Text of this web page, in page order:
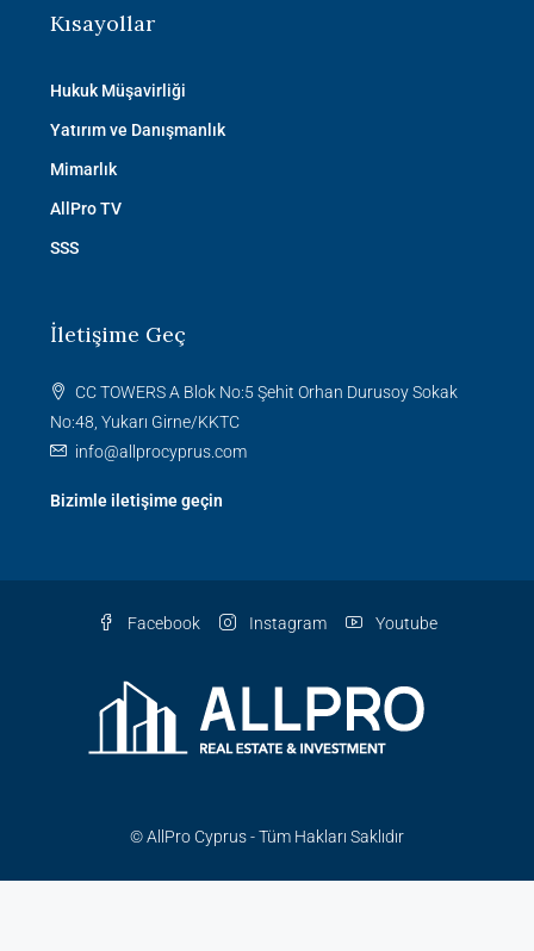
Kısayollar
Hukuk Müşavirliği
Yatırım ve Danışmanlık
Mimarlık
AllPro TV
SSS
İletişime Geç
CC TOWERS A Blok No:5 Şehit Orhan Durusoy Sokak
No:48, Yukarı Girne/KKTC
info@allprocyprus.com
Bizimle iletişime geçin
Facebook Instagram Youtube
© AllPro Cyprus - Tüm Hakları Saklıdır